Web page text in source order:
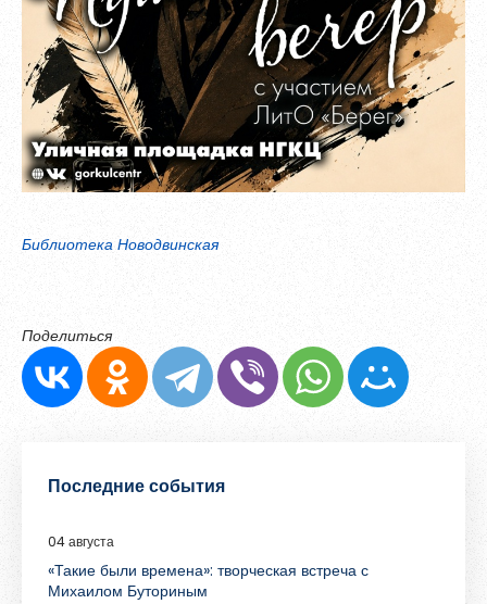
Библиотека Новодвинская
Поделиться
Последние события
04 августа
«Такие были времена»: творческая встреча с
Михаилом Буториным
Обновить
Я согласен на обработку персональных данных
Я согласен с
правилами использования материалов
размещённых на портале.